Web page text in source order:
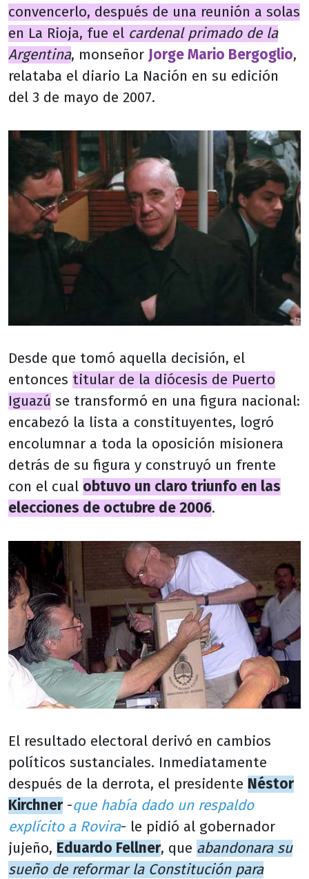
convencerlo, después de una reunión a solas
en La Rioja, fue el cardenal primado de la
Argentina, monseñor Jorge Mario Bergoglio,
relataba el diario La Nación en su edición
del 3 de mayo de 2007.
Desde que tomó aquella decisión, el
entonces titular de la diócesis de Puerto
Iguazú se transformó en una figura nacional:
encabezó la lista a constituyentes, logró
encolumnar a toda la oposición misionera
detrás de su figura y construyó un frente
con el cual obtuvo un claro triunfo en las
elecciones de octubre de 2006.
El resultado electoral derivó en cambios
políticos sustanciales. Inmediatamente
después de la derrota, el presidente Néstor
Kirchner-que había dado un respaldo
explícito a Rovira- le pidió al gobernador
jujeño, Eduardo Fellner, que abandonara su
sueño de reformar la Constitución para